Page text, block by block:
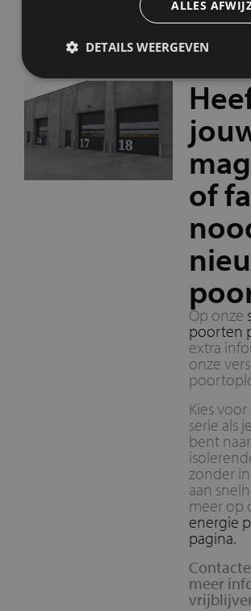
of
Op onze
poorten
extra
onze
Kies
serie als
bent
zonder
aan
meer op
energie
pagina.
meer
ALLES
DETAILS WEERGEVEN